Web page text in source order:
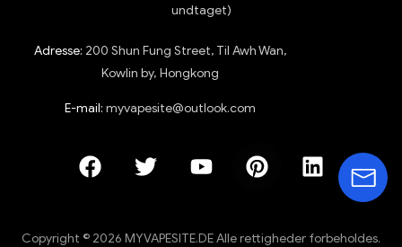
undtaget)
Adresse: 200 Shun Fung Street, Til Awh Wan,
Kowlin by, Hongkong
E-mail: myvapesite@outlook.com
Copyright © 2026 MYVAPESITE.DE Alle rettigheder forbeholdes.